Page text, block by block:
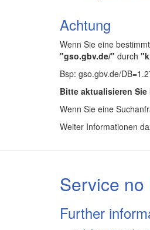
Achtung
Wenn Sie eine
"gso.gbv.de/" durch
Bsp: gso.gbv.de/
Bitte aktualisieren
Wenn Sie eine
Weiter Informationen
Service
Further